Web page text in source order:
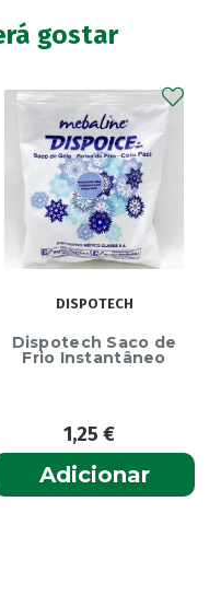
gostar
DISPOTECH
Dispotech Saco de
Frio Instantâneo
1,25€
Adicionar